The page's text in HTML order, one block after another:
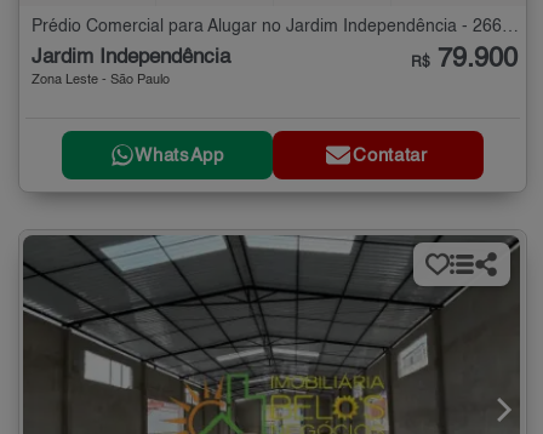
Prédio Comercial para Alugar no Jardim Independência - 2660 m²
Jardim Independência
Zona Leste - São Paulo
R$ 79.900
WhatsApp Contatar